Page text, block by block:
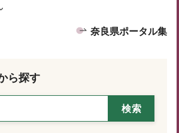
奈良県ポータル集
ら探す